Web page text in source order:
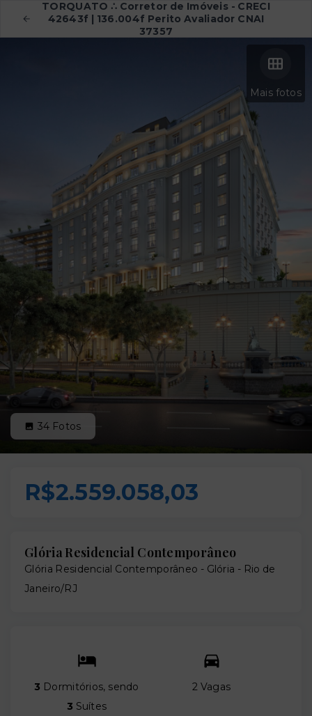
TORQUATO ∴ Corretor de Imóveis - CRECI
42643f | 136.004f Perito Avaliador CNAI
37357
Mais fotos
34 Fotos
R$2.559.058,03
Glória Residencial Contemporâneo
Glória Residencial Contemporâneo - Glória - Rio de
Janeiro/RJ
3 Dormitórios, sendo
3 Suítes
2 Vagas